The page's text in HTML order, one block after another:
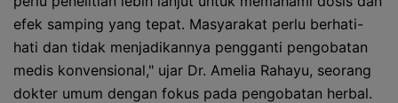
efek samping yang tepat. Masyarakat perlu berhati-
hati dan tidak menjadikannya pengganti pengobatan
medis konvensional," ujar Dr. Amelia Rahayu, seorang
dokter umum dengan fokus pada pengobatan herbal.